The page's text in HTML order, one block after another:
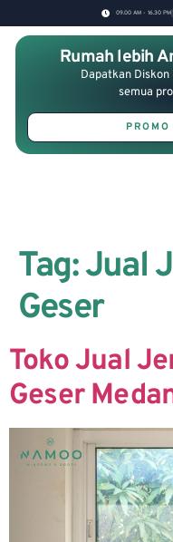
09.00 AM - 16.30 PM
Rumah lebih
Dapatkan Diskon
semua
Tag:Jual
Geser
Toko Jual
Geser